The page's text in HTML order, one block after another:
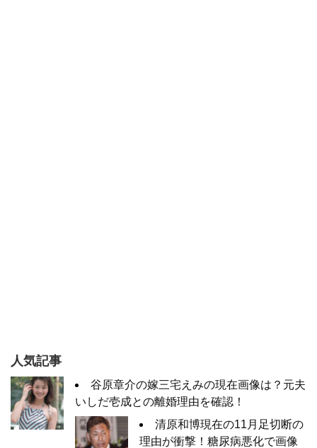
人気記事
谷原章介の嫁三宅えみの現在画像は？元夫
いしだ壱成との離婚理由を確認！
清原和博現在の11月足切断の
理由が衝撃！糖尿病悪化で画像